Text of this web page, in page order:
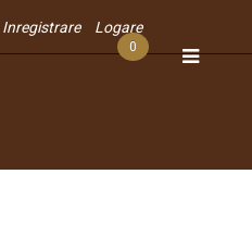
Inregistrare Logare
0